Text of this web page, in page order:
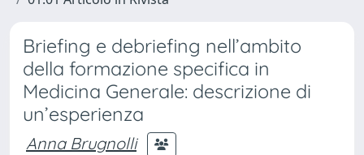
Briefing e debriefing nell’ambito
della formazione specifica in
Medicina Generale: descrizione di
un’esperienza
Anna Brugnolli